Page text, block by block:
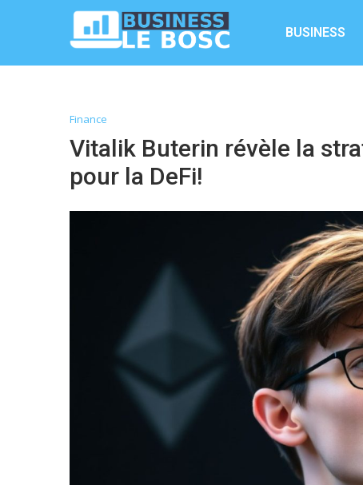
BUSINESS
Finance
Vitalik Buterin révèle la
pour la DeFi!